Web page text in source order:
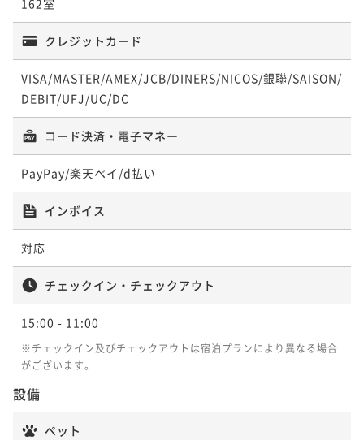
【屋内で遊べる温水プール】◇ファミリー旅行におす
すめ◇テルメテルメフリーパス＆バイキングプラン♪
二食付き 現地決済可 事前決済可
IN 15:00 - 20:00 OUT11:00
【スタンダードプラン】◇ヴィレッジを遊ぼう◇遊び
放題リゾートパスポート付き！
二食付き 現地決済可
ポイント即利用で 最大5％OFF
2名 ¥ 34,485 ~
クレジットカード
VISA/MASTER/AMEX/JCB/DINERS/NICOS/銀聯/SAISON/
DEBIT/UFJ/UC/DC
コード決済・電子マネー
PayPay/楽天ペイ/d払い
インボイス
対応
チェックイン・チェックアウト
15:00 - 11:00
※チェックイン及びチェックアウトは宿泊プランにより異なる場合
がございます。
設備
ペット